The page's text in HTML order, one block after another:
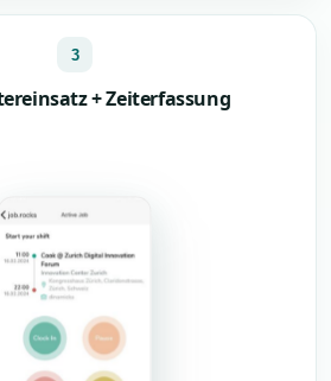
3
+ Zeiterfassung